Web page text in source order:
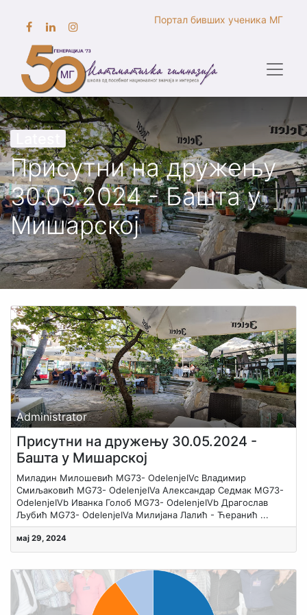
Портал бивших ученика МГ
Присутни на дружењу
30.05.2024 - Башта у
Мишарској
Administrator
Присутни на дружењу 30.05.2024 -
Башта у Мишарској
Миладин Милошевић MG73- OdelenjeIVc Владимир
Смиљаковић MG73- OdelenjeIVa Александар Седмак MG73-
OdelenjeIVb Иванка Голоб MG73- OdelenjeIVb Драгослав
Љубић MG73- OdelenjeIVa Милијана Лалић - Ћеранић ...
мај 29, 2024